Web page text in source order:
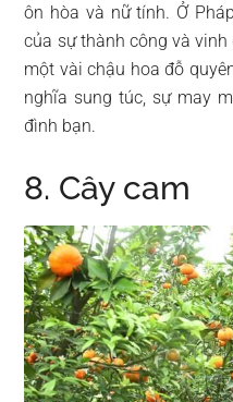
ôn hòa và nữ tính. Ở
của sự thành công và
một vài chậu hoa đỗ
nghĩa sung túc, sự may
đình bạn.
8. Cây cam